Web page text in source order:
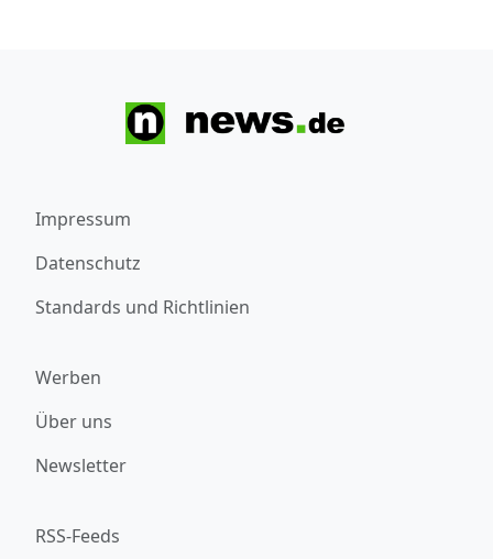
Impressum
Datenschutz
Standards und Richtlinien
Werben
Über uns
Newsletter
RSS-Feeds